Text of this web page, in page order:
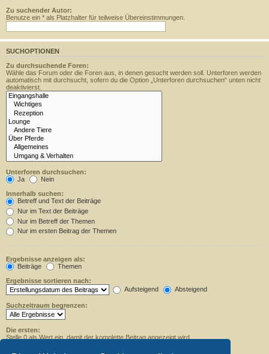
Zu suchender Autor:
Benutze ein * als Platzhalter für teilweise Übereinstimmungen.
SUCHOPTIONEN
Zu durchsuchende Foren:
Wähle das Forum oder die Foren aus, in denen gesucht werden soll. Unterforen werden
automatisch mit durchsucht, sofern du die Option „Unterforen durchsuchen“ unten nicht
deaktivierst.
Unterforen durchsuchen:
Ja
Nein
Innerhalb suchen:
Betreff und Text der Beiträge
Nur im Text der Beiträge
Nur im Betreff der Themen
Nur im ersten Beitrag der Themen
Ergebnisse anzeigen als:
Beiträge
Themen
Ergebnisse sortieren nach:
Aufsteigend
Absteigend
Suchzeitraum begrenzen:
Die ersten:
Stelle 0 als Wert ein, damit der komplette Beitrag angezeigt wird.